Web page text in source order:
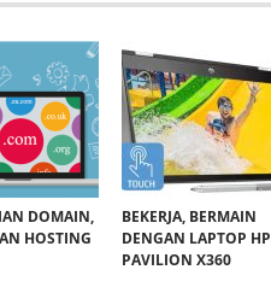
DOMAIN,
HOSTING
BEKERJA, BERMAIN
DENGAN LAPTOP HP
PAVILION X360